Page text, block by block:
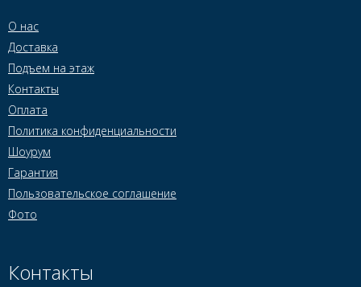
О нас
Доставка
Подъем на этаж
Контакты
Оплата
Политика конфиденциальности
Шоурум
Гарантия
Пользовательское соглашение
Фото
Контакты